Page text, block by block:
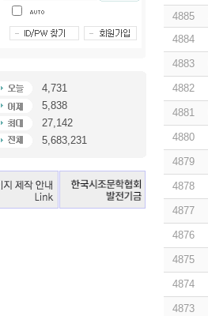
4,731
5,838
27,142
5,683,231
4885
4884
4883
4882
4881
4880
4879
4878
4877
4876
4875
4874
4873